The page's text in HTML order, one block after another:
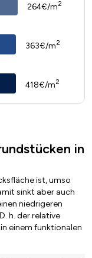
264€/m2
363€/m2
418€/m2
in
ist, umso
sinkt aber auch
niedrigeren
h. der relative
einem funktionalen